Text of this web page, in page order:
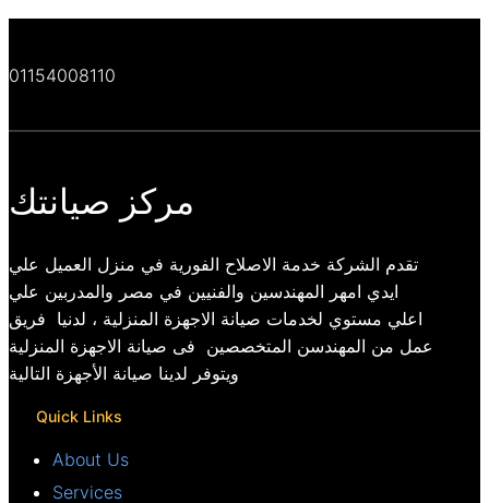
01154008110
مركز صيانتك
تقدم الشركة خدمة الاصلاح الفورية في منزل العميل علي
ايدي امهر المهندسين والفنيين في مصر والمدربين علي
اعلي مستوي لخدمات صيانة الاجهزة المنزلية ، لدنيا فريق
عمل من المهندسن المتخصصين فى صيانة الاجهزة المنزلية
ويتوفر لدينا صيانة الأجهزة التالية
Quick Links
About Us
Services